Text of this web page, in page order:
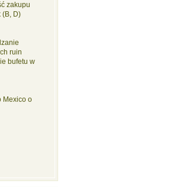
zakupu
(B, D)
ruin
bufetu w
Mexico o